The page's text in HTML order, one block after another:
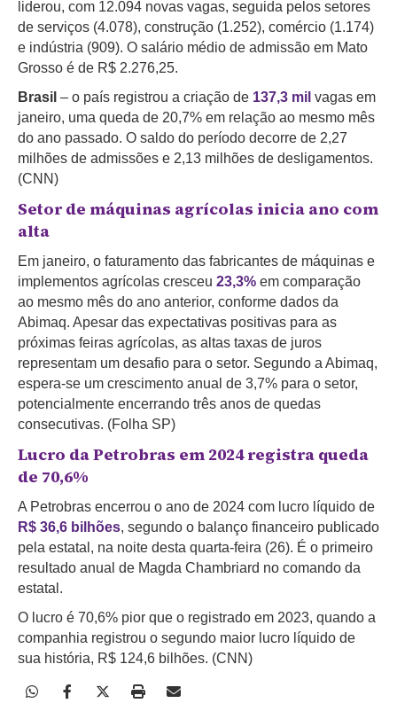
liderou, com 12.094 novas vagas, seguida pelos setores
de serviços (4.078), construção (1.252), comércio (1.174)
e indústria (909). O salário médio de admissão em Mato
Grosso é de R$ 2.276,25.
Brasil – o país registrou a criação de 137,3 mil vagas em
janeiro, uma queda de 20,7% em relação ao mesmo mês
do ano passado. O saldo do período decorre de 2,27
milhões de admissões e 2,13 milhões de desligamentos.
(CNN)
Setor de máquinas agrícolas inicia ano com
alta
Em janeiro, o faturamento das fabricantes de máquinas e
implementos agrícolas cresceu 23,3% em comparação
ao mesmo mês do ano anterior, conforme dados da
Abimaq. Apesar das expectativas positivas para as
próximas feiras agrícolas, as altas taxas de juros
representam um desafio para o setor. Segundo a Abimaq,
espera-se um crescimento anual de 3,7% para o setor,
potencialmente encerrando três anos de quedas
consecutivas. (Folha SP)
Lucro da Petrobras em 2024 registra queda
de 70,6%
A Petrobras encerrou o ano de 2024 com lucro líquido de
R$ 36,6 bilhões, segundo o balanço financeiro publicado
pela estatal, na noite desta quarta-feira (26). É o primeiro
resultado anual de Magda Chambriard no comando da
estatal.
O lucro é 70,6% pior que o registrado em 2023, quando a
companhia registrou o segundo maior lucro líquido de
sua história, R$ 124,6 bilhões. (CNN)